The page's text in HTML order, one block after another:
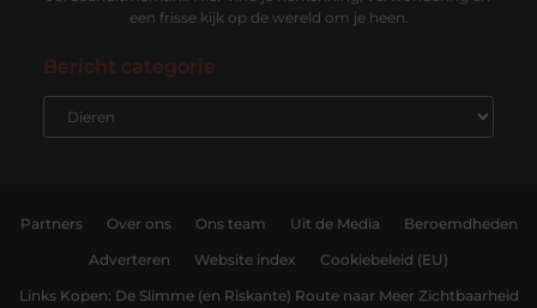
een frisse kijk op de wereld om je heen.
Bericht categorie
Partners Over ons Ons team Uit de Media Beroemdheden
Adverteren Website index Cookiebeleid (EU)
Links Kopen: De Slimme (en Riskante) Route naar Meer Zichtbaarheid